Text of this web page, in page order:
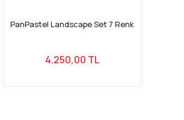
PanPastel Landscape Set 7 Renk
4.250,00 TL